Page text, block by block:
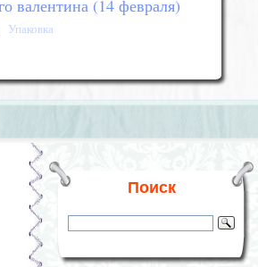
валентина (14 февраля)
Упаковка
Поиск